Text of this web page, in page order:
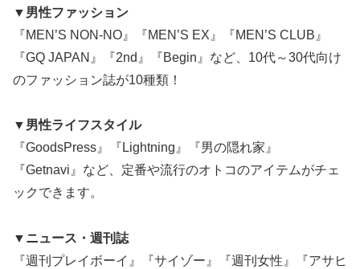
▼男性ファッション
『MEN’S NON-NO』『MEN’S EX』『MEN’S CLUB』
『GQ JAPAN』『2nd』『Begin』など、10代～30代向け
のファッション誌が10種類！
▼男性ライフスタイル
『GoodsPress』『Lightning』『男の隠れ家』
『Getnavi』など、定番や流行のオトコのアイテムがチェ
ックできます。
▼ニュース・週刊誌
『週刊プレイボーイ』『サイゾー』『週刊女性』『アサヒ